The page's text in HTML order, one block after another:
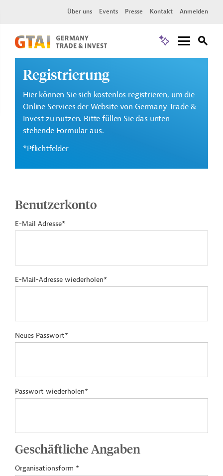
Über uns Events Presse Kontakt Anmelden
Registrierung
Hier können Sie sich kostenlos registrieren, um die
Online Services der Website von Germany Trade &
Invest zu nutzen. Bitte füllen Sie das unten
stehende Formular aus.
*Pflichtfelder
Benutzerkonto
E-Mail Adresse*
E-Mail-Adresse wiederholen*
Neues Passwort*
Passwort wiederholen*
Geschäftliche Angaben
Organisationsform *